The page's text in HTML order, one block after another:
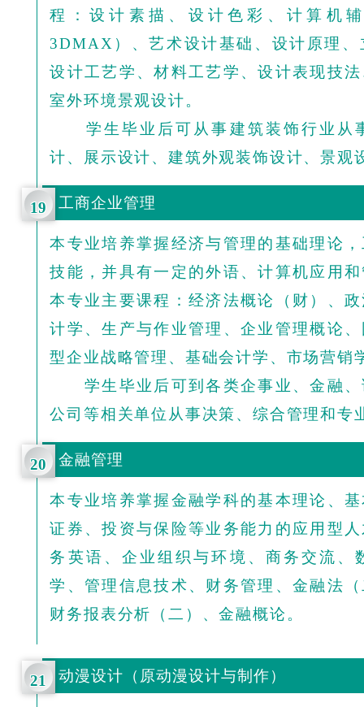
程：设计素描、设计色彩、计算机
3DMAX）、艺术设计基础、设计原理
设计工艺学、材料工艺学、设计表现技
室外环境景观设计。
学生毕业后可从事建筑装饰行业从
计、展示设计、建筑外观装饰设计、景观
19 工商企业管理
本专业培养掌握经济与管理的基础理论
技能，并具有一定的外语、计算机应用
本专业主要课程：经济法概论（财）、
计学、生产与作业管理、企业管理概论
型企业战略管理、基础会计学、市场营销
学生毕业后可到各类企事业、金融、
公司等相关单位从事决策、综合管理和
20 金融管理
本专业培养掌握金融学科的基本理论、
证券、投资与保险等业务能力的应用型
务英语、企业组织与环境、商务交流、
学、管理信息技术、财务管理、金融法
财务报表分析（二）、金融概论。
21 动漫设计（原动漫设计与制作）